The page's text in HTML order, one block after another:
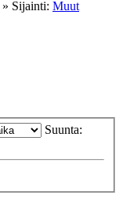
» Sijainti: Muut
Suunta: